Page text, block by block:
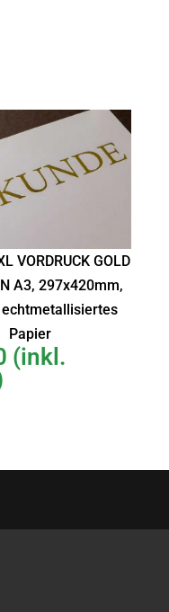
VORDRUCK GOLD
A3, 297x420mm,
Papier
(inkl.